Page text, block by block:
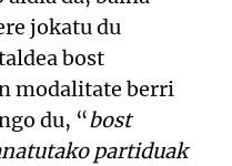
jokatu du
bost
modalitate berri
du, “bost
partiduak